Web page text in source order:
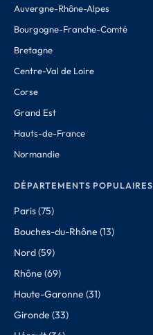
Auvergne-Rhône-Alpes
Bourgogne-Franche-Comté
Bretagne
Centre-Val de Loire
Corse
Grand Est
Hauts-de-France
Normandie
DÉPARTEMENTS POPULAIRES
Paris (75)
Bouches-du-Rhône (13)
Nord (59)
Rhône (69)
Haute-Garonne (31)
Gironde (33)